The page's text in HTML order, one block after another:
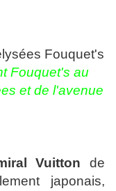
Fouquet's au
et de l'avenue
Vuitton de
japonais,